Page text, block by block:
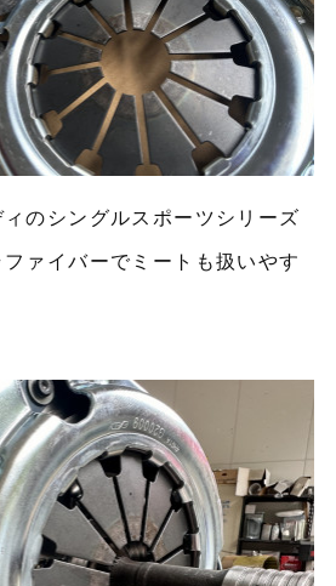
のシングルスポーツシリーズ
ァイバーでミートも扱いやす